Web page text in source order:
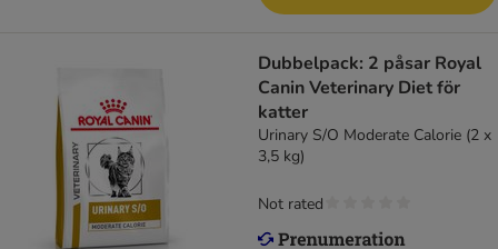
Dubbelpack: 2 påsar Royal
Canin Veterinary Diet för
katter
Urinary S/O Moderate Calorie (2 x
3,5 kg)
Not rated